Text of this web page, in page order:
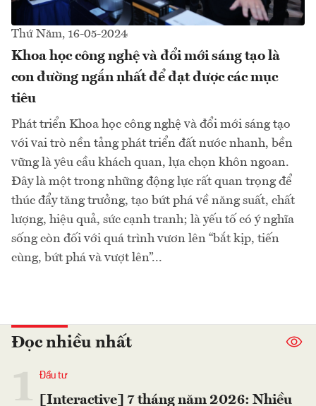
Thứ Năm, 16-05-2024
Khoa học công nghệ và đổi mới sáng tạo là
con đường ngắn nhất để đạt được các mục
tiêu
Phát triển Khoa học công nghệ và đổi mới sáng tạo
với vai trò nền tảng phát triển đất nước nhanh, bền
vững là yêu cầu khách quan, lựa chọn khôn ngoan.
Đây là một trong những động lực rất quan trọng để
thúc đẩy tăng trưởng, tạo bứt phá về năng suất, chất
lượng, hiệu quả, sức cạnh tranh; là yếu tố có ý nghĩa
sống còn đối với quá trình vươn lên “bắt kịp, tiến
cùng, bứt phá và vượt lên”...
Đọc nhiều nhất
Đầu tư
[Interactive] 7 tháng năm 2026: Nhiều